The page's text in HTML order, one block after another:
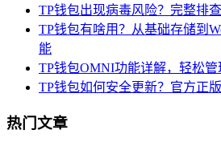
TP钱包出现病毒风险？完整排
TP钱包有啥用？从基础存储到
能
TP钱包OMNI功能详解，轻松
TP钱包如何安全更新？官方正
热门文章